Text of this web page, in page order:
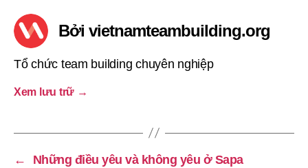
Bởi vietnamteambuilding.org
Tổ chức team building chuyên nghiệp
Xem lưu trữ →
←
Những điều yêu và không yêu ở Sapa